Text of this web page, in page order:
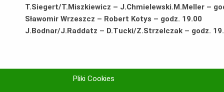
T.Siegert/T.Miszkiewicz – J.Chmielewski.M.Meller –
Sławomir Wrzeszcz – Robert Kotys – godz. 19.00
J.Bodnar/J.Raddatz – D.Tucki/Z.Strzelczak – godz.
Pliki Cookies